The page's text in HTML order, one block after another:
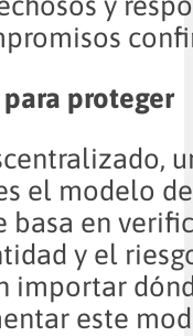
proteger
el modelo
basa en
y el
importar
este